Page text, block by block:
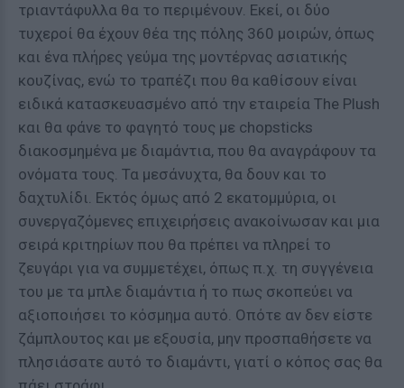
τριαντάφυλλα θα το περιμένουν. Εκεί, οι δύο
τυχεροί θα έχουν θέα της πόλης 360 μοιρών, όπως
και ένα πλήρες γεύμα της μοντέρνας ασιατικής
κουζίνας, ενώ το τραπέζι που θα καθίσουν είναι
ειδικά κατασκευασμένο από την εταιρεία The Plush
και θα φάνε το φαγητό τους με chopsticks
διακοσμημένα με διαμάντια, που θα αναγράφουν τα
ονόματα τους. Τα μεσάνυχτα, θα δουν και το
δαχτυλίδι. Εκτός όμως από 2 εκατομμύρια, οι
συνεργαζόμενες επιχειρήσεις ανακοίνωσαν και μια
σειρά κριτηρίων που θα πρέπει να πληρεί το
ζευγάρι για να συμμετέχει, όπως π.χ. τη συγγένεια
του με τα μπλε διαμάντια ή το πως σκοπεύει να
αξιοποιήσει το κόσμημα αυτό. Οπότε αν δεν είστε
ζάμπλουτος και με εξουσία, μην προσπαθήσετε να
πλησιάσατε αυτό το διαμάντι, γιατί ο κόπος σας θα